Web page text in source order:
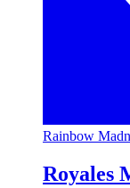
Rainbow
Royales